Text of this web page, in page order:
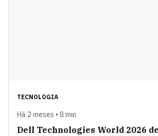
TECNOLOGIA
Há 2 meses • 8 min
Dell Technologies World 2026